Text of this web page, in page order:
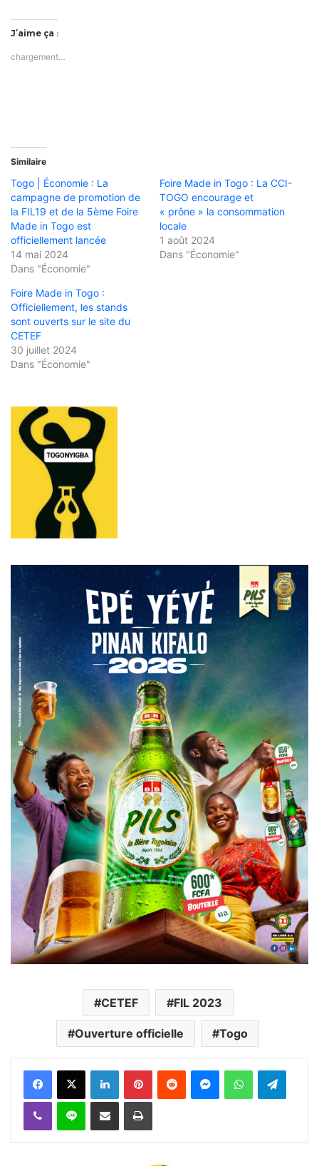
J’aime ça :
chargement…
Similaire
Togo | Économie : La
campagne de promotion de
la FIL19 et de la 5ème Foire
Made in Togo est
officiellement lancée
14 mai 2024
Dans "Économie"
Foire Made in Togo : La CCI-
TOGO encourage et
« prône » la consommation
locale
1 août 2024
Dans "Économie"
Foire Made in Togo :
Officiellement, les stands
sont ouverts sur le site du
CETEF
30 juillet 2024
Dans "Économie"
CETEF FIL 2023
Ouverture officielle Togo
FacebookX Linkedin PinterestReddit MessengerWhatsAppTelegram
Viber Ligne Partager par email Imprimer